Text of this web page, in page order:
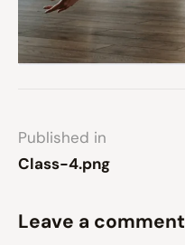
Published in
Class-4.png
Leave a comment